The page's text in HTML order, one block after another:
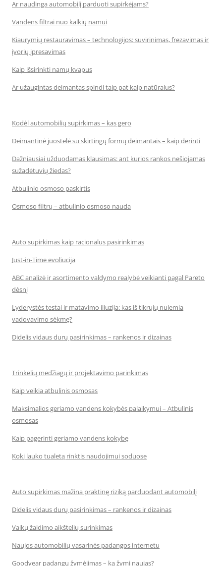
Ar naudinga automobilį parduoti supirkėjams?
Vandens filtrai nuo kalkių namui
Kiaurymių restauravimas – technologijos: suvirinimas, frezavimas ir
įvorių įpresavimas
Kaip išsirinkti namų kvapus
Ar užaugintas deimantas spindi taip pat kaip natūralus?
Kodėl automobilių supirkimas – kas gero
Deimantinė juostelė su skirtingų formų deimantais – kaip derinti
Dažniausiai užduodamas klausimas: ant kurios rankos nešiojamas
sužadėtuvių žiedas?
Atbulinio osmoso paskirtis
Osmoso filtrų – atbulinio osmoso nauda
Auto supirkimas kaip racionalus pasirinkimas
Just-in-Time evoliucija
ABC analizė ir asortimento valdymo realybė veikianti pagal Pareto
dėsnį
Lyderystės testai ir matavimo iliuzija: kas iš tikrųjų nulemia
vadovavimo sėkmę?
Didelis vidaus durų pasirinkimas – rankenos ir dizainas
Trinkelių medžiagų ir projektavimo parinkimas
Kaip veikia atbulinis osmosas
Maksimalios geriamo vandens kokybės palaikymui – Atbulinis
osmosas
Kaip pagerinti geriamo vandens kokybę
Kokį lauko tualetą rinktis naudojimui soduose
Auto supirkimas mažina praktinę riziką parduodant automobilį
Didelis vidaus durų pasirinkimas – rankenos ir dizainas
Vaikų žaidimo aikštelių surinkimas
Naujos automobilių vasarinės padangos internetu
Goodyear padangų žymėjimas – ką žymi naujas?